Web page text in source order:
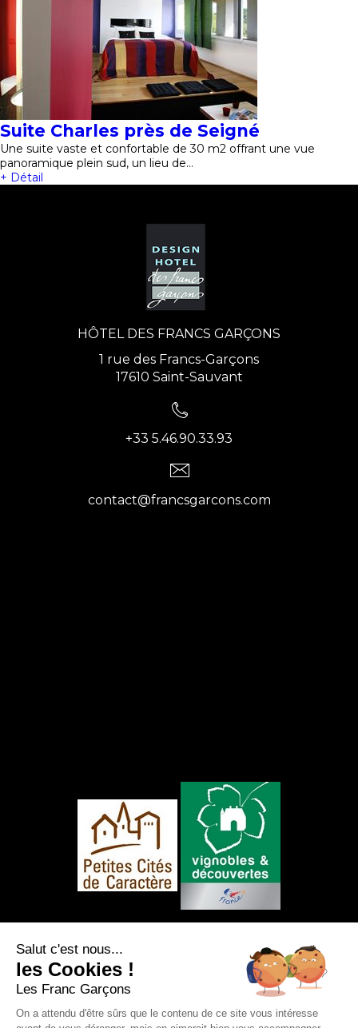
Suite Charles près de Seigné
Une suite vaste et confortable de 30 m2 offrant une vue
panoramique plein sud, un lieu de…
+ Détail
HÔTEL DES FRANCS GARÇONS
1 rue des Francs-Garçons
17610 Saint-Sauvant
+33 5.46.90.33.93
contact@francsgarcons.com
Salut c'est nous...
les Cookies !
Les Franc Garçons
On a attendu d'être sûrs que le contenu de ce site vous intéresse